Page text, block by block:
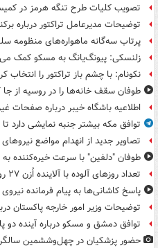
تصویب کلیات طرح تنگه هرمز در
توضیحات مدیرعامل تراکتور درباره
پرتاب سه‌گانه ماهواره‌های منظومه
زلنسکی: پیونگ‌یانگ به مسکو کمک
نکونام: با چشم باز تراکتور را انتخاب
طوفان سقف خانه‌ها را در روسیه از جا
اطلاعیه باشگاه خیبر درباره
توافق مکه بیشتر جنبه نمایشی دارد
تصاویر جدید از انهدام مواضع
طوفان "دلفین" با سرعت خیره‌کننده
تعداد روزهای آلوده با آلاینده اُزن ۲۷ روز کاهش یافت
پاسخ کاشانی‌ها به پیام فرمانده
توضیحات وزیر امور خارجه پاکستان
توافق دمشق و مسکو درباره آینده دو
حضور پزشکیان در چهل‌وششمین